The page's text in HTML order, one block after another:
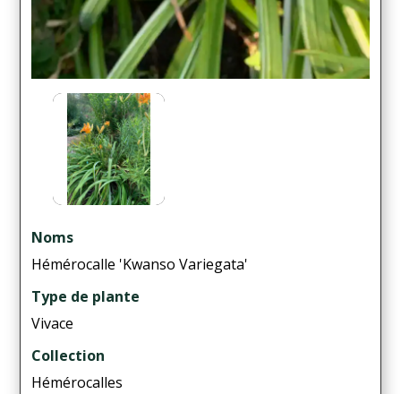
Noms
Hémérocalle 'Kwanso Variegata'
Type de plante
Vivace
Collection
Hémérocalles